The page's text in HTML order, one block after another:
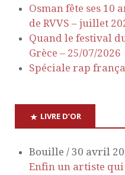
Osman fête ses 10
de RVVS – juillet
Quand le festival
Grèce – 25/07/2026
Spéciale rap
LIVRE D’OR
Bouille / 30 avril
Enfin un artiste